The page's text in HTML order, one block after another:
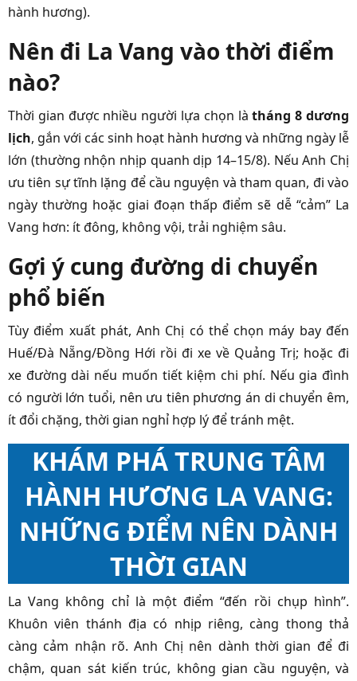
hành hương).
Nên đi La Vang vào thời điểm
nào?
Thời gian được nhiều người lựa chọn làtháng 8 dương
lịch, gắn với các sinh hoạt hành hương và những ngày lễ
lớn (thường nhộn nhịp quanh dịp 14–15/8). Nếu Anh Chị
ưu tiên sự tĩnh lặng để cầu nguyện và tham quan, đi vào
ngày thường hoặc giai đoạn thấp điểm sẽ dễ “cảm” La
Vang hơn: ít đông, không vội, trải nghiệm sâu.
Gợi ý cung đường di chuyển
phổ biến
Tùy điểm xuất phát, Anh Chị có thể chọn máy bay đến
Huế/Đà Nẵng/Đồng Hới rồi đi xe về Quảng Trị; hoặc đi
xe đường dài nếu muốn tiết kiệm chi phí. Nếu gia đình
có người lớn tuổi, nên ưu tiên phương án di chuyển êm,
ít đổi chặng, thời gian nghỉ hợp lý để tránh mệt.
KHÁM PHÁ TRUNG TÂM
HÀNH HƯƠNG LA VANG:
NHỮNG ĐIỂM NÊN DÀNH
THỜI GIAN
La Vang không chỉ là một điểm “đến rồi chụp hình”.
Khuôn viên thánh địa có nhịp riêng, càng thong thả
càng cảm nhận rõ. Anh Chị nên dành thời gian để đi
chậm, quan sát kiến trúc, không gian cầu nguyện, và